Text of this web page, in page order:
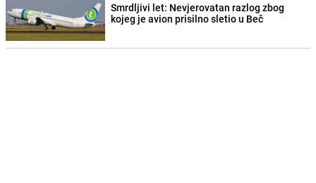
Smrdljivi let: Nevjerovatan razlog zbog
kojeg je avion prisilno sletio u Beč